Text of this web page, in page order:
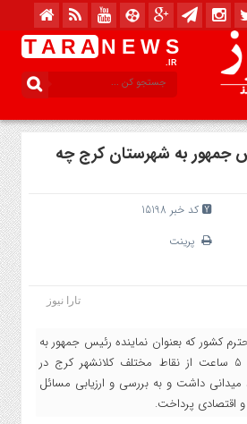
T A R A N E W S
.IR
جمهور به شهرستان کرج چه
کد خبر 15198
پرینت
تارا نیوز
کشور که بعنوان نماینده رئیس جمهور به
شهرستان کرج سفر کرد؛ 5 ساعت از نقاط مختلف کلانشهر کرج در
میدانی داشت و به بررسی و ارزیابی مسائل
اقتصادی پرداخت.